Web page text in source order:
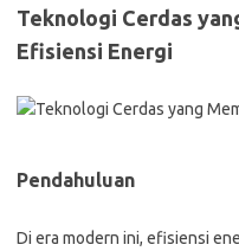
Teknologi Cerdas
Efisiensi Energi
Pendahuluan
Di era modern ini, efisiensi